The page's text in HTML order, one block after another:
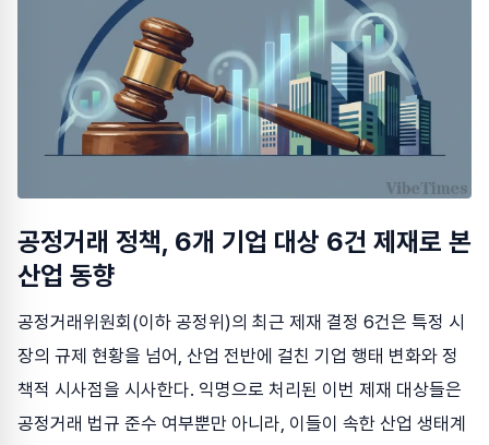
공정거래 정책, 6개 기업 대상 6건 제재로 본
산업 동향
공정거래위원회(이하 공정위)의 최근 제재 결정 6건은 특정 시
장의 규제 현황을 넘어, 산업 전반에 걸친 기업 행태 변화와 정
책적 시사점을 시사한다. 익명으로 처리된 이번 제재 대상들은
공정거래 법규 준수 여부뿐만 아니라, 이들이 속한 산업 생태계